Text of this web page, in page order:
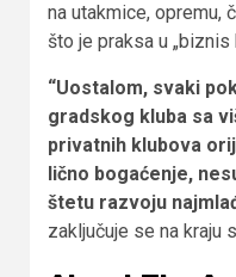
na utakmice, opremu,
što je praksa u „biznis
“Uostalom, svaki
gradskog kluba sa
privatnih klubova
lično bogaćenje,
štetu razvoju
zaključuje se na kraju